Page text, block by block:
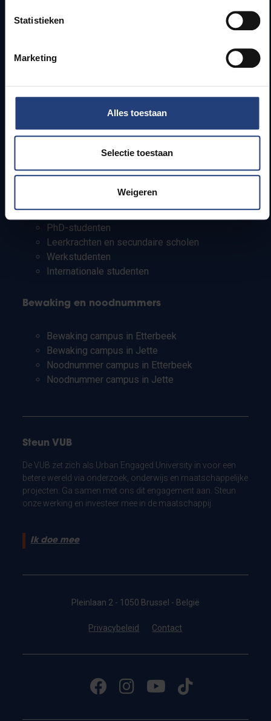
Statistieken
Marketing
Alles toestaan
Selectie toestaan
Weigeren
Jobs
Bereikbaarheid
Campusfaciliteiten
Personeel
PhD-studenten
Leerkrachten en secundaire scholen
Werkstudenten
Internationale studenten
Bewaking en noodnummers
Bewaking campus in Etterbeek
Bewaking campus in Jette
Noodnummer campus in Etterbeek
Noodnummer campus in Jette
Steun VUB
De VUB zet zich als Urban Engaged University in voor een
betere wereld via onderzoek, onderwijs en maatschappelijke
projecten. Ga samen met ons dit engagement aan. Steun
onze werking en investeer mee in de maatschappij.
Ik doe mee
Pleinlaan 2 - 1050 Brussel - België
Privacybeleid Contact